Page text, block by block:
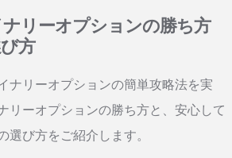
リーオプションの勝ち方
方
ナリーオプションの簡単攻略法を実
リーオプションの勝ち方と、安心して
び方をご紹介します。